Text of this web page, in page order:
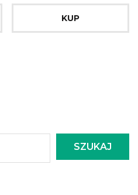
KUP
SZUKAJ